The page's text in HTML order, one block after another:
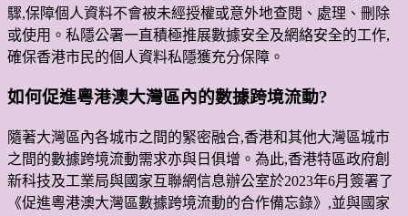
驟,保障個人資料不會被未經授權或意外地查閱、處理、刪除
或使用。私隱公署一直積極推展數據安全及網絡安全的工作,
確保香港市民的個人資料私隱獲充分保障。
如何促進粵港澳大灣區內的數據跨境流動?
隨著大灣區內各城市之間的緊密融合,香港和其他大灣區城市
之間的數據跨境流動需求亦與日俱增。為此,香港特區政府創
新科技及工業局與國家互聯網信息辦公室於2023年6月簽署了
《促進粵港澳大灣區數據跨境流動的合作備忘錄》,並與國家